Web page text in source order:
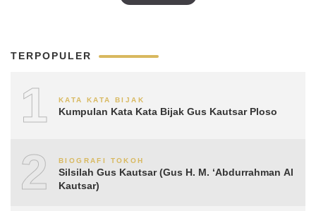
TERPOPULER
1 KATA KATA BIJAK
Kumpulan Kata Kata Bijak Gus Kautsar Ploso
2 BIOGRAFI TOKOH
Silsilah Gus Kautsar (Gus H. M. ‘Abdurrahman Al
Kautsar)